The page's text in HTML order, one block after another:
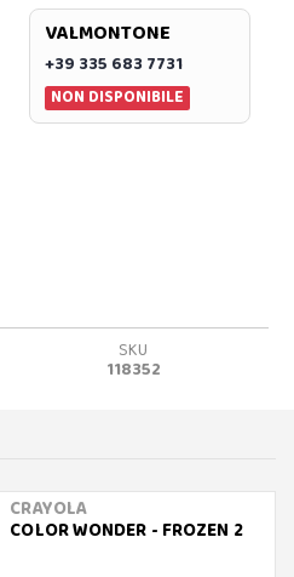
VALMONTONE
+39 335 683 7731
NON DISPONIBILE
SKU
118352
CRAYOLA
COLOR WONDER - FROZEN 2